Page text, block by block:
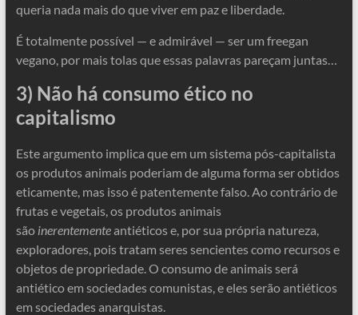
queria nada mais do que viver em paz e liberdade.
É totalmente possível — e admirável — ser um freegan
vegano, por mais tolas que essas palavras pareçam juntas…
3) Não há consumo ético no
capitalismo
Este argumento implica que em um sistema pós-capitalista
os produtos animais poderiam de alguma forma ser obtidos
eticamente, mas isso é patentemente falso. Ao contrário de
frutas e vegetais, os produtos animais
são inerentementeantiéticos e, por sua própria natureza,
exploradores, pois tratam seres sencientes como recursos e
objetos de propriedade. O consumo de animais será
antiético em sociedades comunistas, e eles serão antiéticos
em sociedades anarquistas.